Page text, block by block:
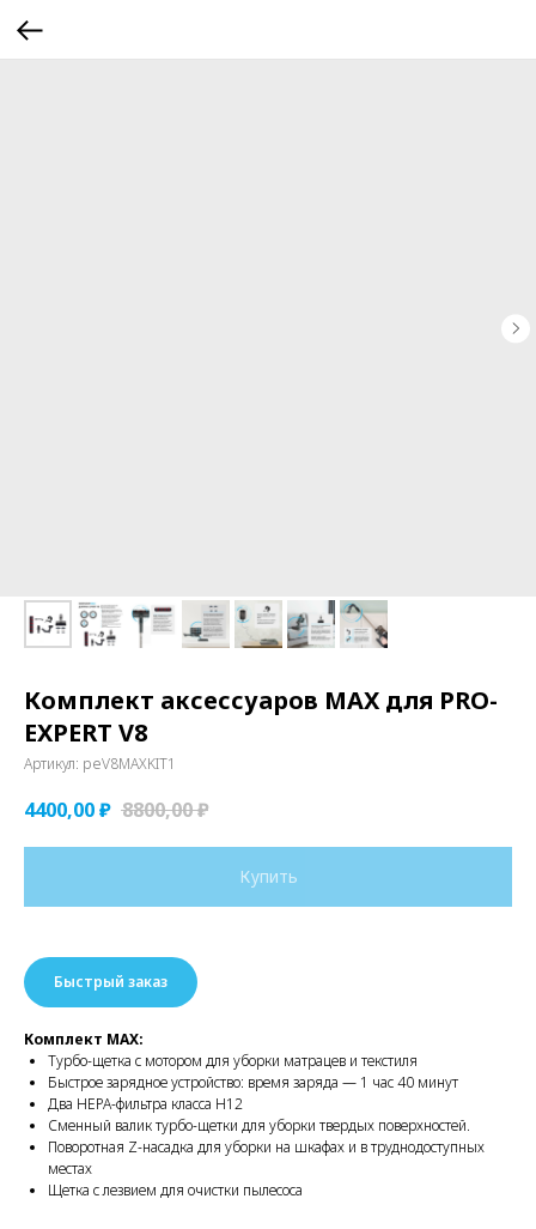
Комплект аксессуаров MAX для PRO-
EXPERT V8
Артикул: peV8MAXKIT1
4400,00₽ 8800,00₽
Купить
Быстрый заказ
Комплект MAX:
Турбо-щетка с мотором для уборки матрацев и текстиля
Быстрое зарядное устройство: время заряда — 1 час 40 минут
Два HEPA-фильтра класса H12
Сменный валик турбо-щетки для уборки твердых поверхностей.
Поворотная Z-насадка для уборки на шкафах и в труднодоступных
местах
Щетка с лезвием для очистки пылесоса